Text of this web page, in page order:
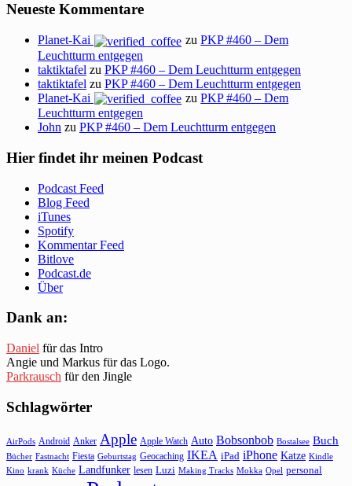
Neueste Kommentare
Planet-Kai zuPKP #460 – Dem
Leuchtturm entgegen
taktiktafel zu PKP #460 – Dem Leuchtturm entgegen
taktiktafel zu PKP #460 – Dem Leuchtturm entgegen
Planet-Kai
zuPKP #460 – Dem
Leuchtturm entgegen
John zu PKP #460 – Dem Leuchtturm entgegen
Hier findet ihr meinen Podcast
Podcast Feed
Blog Feed
iTunes
Spotify
Kommentar Feed
Bitlove
Podcast.de
Über
Dank an:
Daniel für das Intro
Angie und Markus für das Logo.
Parkrausch für den Jingle
Schlagwörter
AirPods Android Anker Apple Apple Watch Auto Bobsonbob Bostalsee Buch
Bücher Fastnacht Fiesta Geburtstag Geocaching IKEA iPad iPhone Katze Kindle
Kino krank Küche Landfunker lesen Luzi Making Tracks Mokka Opel personal